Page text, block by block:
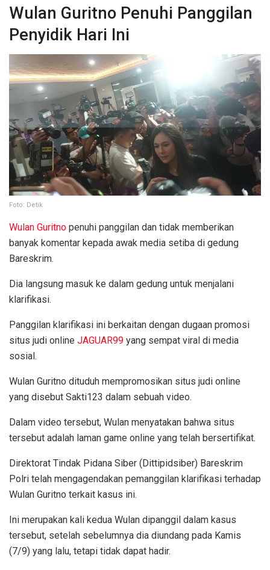
Wulan Guritno Penuhi Panggilan
Penyidik Hari Ini
Foto: Detik
Wulan Guritno penuhi panggilan dan tidak memberikan
banyak komentar kepada awak media setiba di gedung
Bareskrim.
Dia langsung masuk ke dalam gedung untuk menjalani
klarifikasi.
Panggilan klarifikasi ini berkaitan dengan dugaan promosi
situs judi online JAGUAR99 yang sempat viral di media
sosial.
Wulan Guritno dituduh mempromosikan situs judi online
yang disebut Sakti123 dalam sebuah video.
Dalam video tersebut, Wulan menyatakan bahwa situs
tersebut adalah laman game online yang telah bersertifikat.
Direktorat Tindak Pidana Siber (Dittipidsiber) Bareskrim
Polri telah mengagendakan pemanggilan klarifikasi terhadap
Wulan Guritno terkait kasus ini.
Ini merupakan kali kedua Wulan dipanggil dalam kasus
tersebut, setelah sebelumnya dia diundang pada Kamis
(7/9) yang lalu, tetapi tidak dapat hadir.